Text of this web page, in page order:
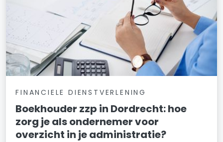
FINANCIELE DIENSTVERLENING
Boekhouder zzp in Dordrecht: hoe
zorg je als ondernemer voor
overzicht in je administratie?